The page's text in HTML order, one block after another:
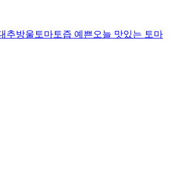
추방울토마토즙 예쁜오늘 맛있는 토마